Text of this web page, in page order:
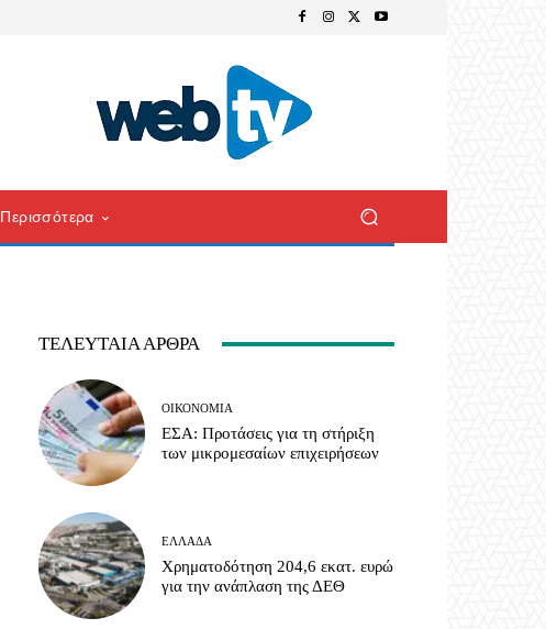
Περισσότερα
ΤΕΛΕΥΤΑΊΑ ΆΡΘΡΑ
ΟΙΚΟΝΟΜΊΑ
ΕΣΑ: Προτάσεις για τη στήριξη
των μικρομεσαίων επιχειρήσεων
ΕΛΛΆΔΑ
Χρηματοδότηση 204,6 εκατ. ευρώ
για την ανάπλαση της ΔΕΘ